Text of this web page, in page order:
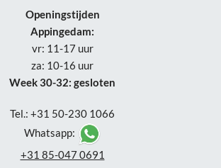
Openingstijden
Appingedam:
vr: 11-17 uur
za: 10-16 uur
Week 30-32: gesloten
Tel.: +31 50-230 1066
Whatsapp:
+31 85-047 0691